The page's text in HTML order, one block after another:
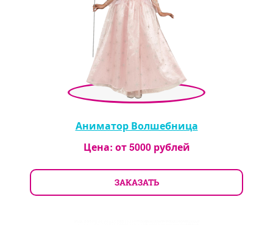
Аниматор Волшебница
Цена: от5000рублей
ЗАКАЗАТЬ